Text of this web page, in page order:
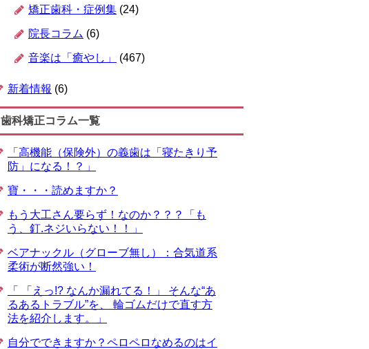
矯正歯科・症例集 (24)
院長コラム (6)
音楽は「癒やし」 (467)
新着情報 (6)
歯科矯正コラム一覧
「高機能（保険外）の義歯は「寝たきり予
防」になる！？」
寶・・・読めますか？
もう大工さん要らず！なのか？？？「も
う、釘.ネジいらない！！」
ベアナックル（グローブ無し）：合気道系
柔術が断然強い！
「 「えっ!? なんか漏れてる！」 そんな“あ
るあるトラブル”を、 輪ゴムだけで直す方
法を紹介します。」
自分でできますか？ペロペロなめるのはイ